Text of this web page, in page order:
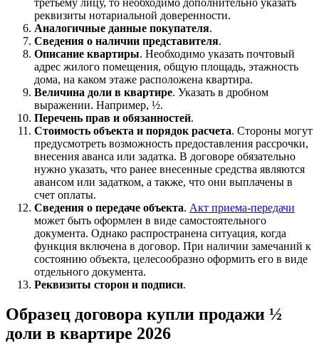
реквизиты нотариальной доверенности.
Аналогичные данные покупателя.
Сведения о наличии представителя.
Описание квартиры. Необходимо указать почтовый
адрес жилого помещения, общую площадь, этажность
дома, на каком этаже расположена квартира.
Величина доли в квартире. Указать в дробном
выражении. Например, ½.
Перечень прав и обязанностей.
Стоимость объекта и порядок расчета. Стороны могут
предусмотреть возможность предоставления рассрочки,
внесения аванса или задатка. В договоре обязательно
нужно указать, что ранее внесенные средства являются
авансом или задатком, а также, что они выплачены в
счет оплаты.
Сведения о передаче объекта. Акт приема-передачи
может быть оформлен в виде самостоятельного
документа. Однако распространена ситуация, когда
функция включена в договор. При наличии замечаний к
состоянию объекта, целесообразно оформить его в виде
отдельного документа.
Реквизиты сторон и подписи.
Образец договора купли продажи ½
доли в квартире 2026